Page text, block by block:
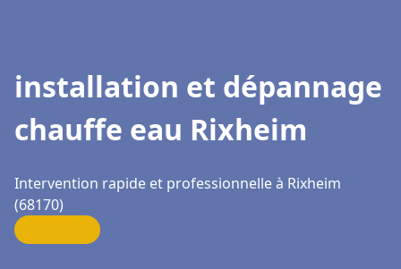
installation et dépannage
chauffe eau Rixheim
Intervention rapide et professionnelle à Rixheim
(68170)